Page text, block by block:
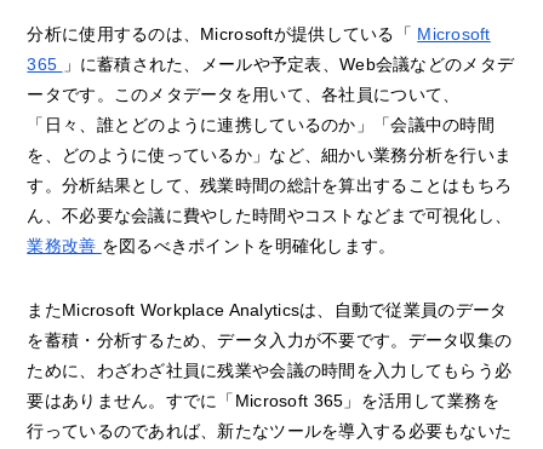
分析に使用するのは、Microsoftが提供している「 Microsoft
365
」に蓄積された、メールや予定表、Web会議などのメタデ
ータです。このメタデータを用いて、各社員について、
「日々、誰とどのように連携しているのか」「会議中の時間
を、どのように使っているか」など、細かい業務分析を行いま
す。分析結果として、残業時間の総計を算出することはもちろ
ん、不必要な会議に費やした時間やコストなどまで可視化し、
業務改善 を図るべきポイントを明確化します。
またMicrosoft Workplace Analyticsは、自動で従業員のデータ
を蓄積・分析するため、データ入力が不要です。データ収集の
ために、わざわざ社員に残業や会議の時間を入力してもらう必
要はありません。すでに「Microsoft 365」を活用して業務を
行っているのであれば、新たなツールを導入する必要もないた